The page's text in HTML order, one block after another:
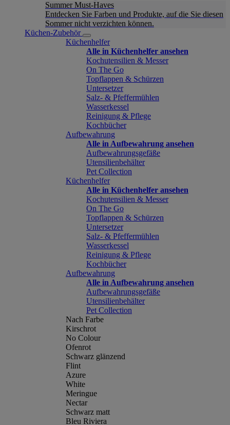
Summer Must-Haves
Entdecken Sie Farben und Produkte, auf die Sie diesen
Sommer nicht verzichten können.
Küchen-Zubehör
Küchenhelfer
Alle in Küchenhelfer ansehen
Kochutensilien & Messer
On The Go
Topflappen & Schürzen
Untersetzer
Salz- & Pfeffermühlen
Wasserkessel
Reinigung & Pflege
Kochbücher
Aufbewahrung
Alle in Aufbewahrung ansehen
Aufbewahrungsgefäße
Utensilienbehälter
Pet Collection
Küchenhelfer
Alle in Küchenhelfer ansehen
Kochutensilien & Messer
On The Go
Topflappen & Schürzen
Untersetzer
Salz- & Pfeffermühlen
Wasserkessel
Reinigung & Pflege
Kochbücher
Aufbewahrung
Alle in Aufbewahrung ansehen
Aufbewahrungsgefäße
Utensilienbehälter
Pet Collection
Nach Farbe
Kirschrot
No Colour
Ofenrot
Schwarz glänzend
Flint
Azure
White
Meringue
Nectar
Schwarz matt
Bleu Riviera